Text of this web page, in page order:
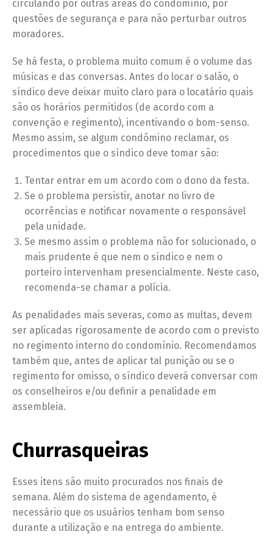
circulando por outras áreas do condomínio, por
questões de segurança e para não perturbar outros
moradores.
Se há festa, o problema muito comum é o volume das
músicas e das conversas. Antes do locar o salão, o
síndico deve deixar muito claro para o locatário quais
são os horários permitidos (de acordo com a
convenção e regimento), incentivando o bom-senso.
Mesmo assim, se algum condômino reclamar, os
procedimentos que o síndico deve tomar são:
Tentar entrar em um acordo com o dono da festa.
Se o problema persistir, anotar no livro de
ocorrências e notificar novamente o responsável
pela unidade.
Se mesmo assim o problema não for solucionado, o
mais prudente é que nem o síndico e nem o
porteiro intervenham presencialmente. Neste caso,
recomenda-se chamar a polícia.
As penalidades mais severas, como as multas, devem
ser aplicadas rigorosamente de acordo com o previsto
no regimento interno do condomínio. Recomendamos
também que, antes de aplicar tal punição ou se o
regimento for omisso, o síndico deverá conversar com
os conselheiros e/ou definir a penalidade em
assembleia.
Churrasqueiras
Esses itens são muito procurados nos finais de
semana. Além do sistema de agendamento, é
necessário que os usuários tenham bom senso
durante a utilização e na entrega do ambiente.